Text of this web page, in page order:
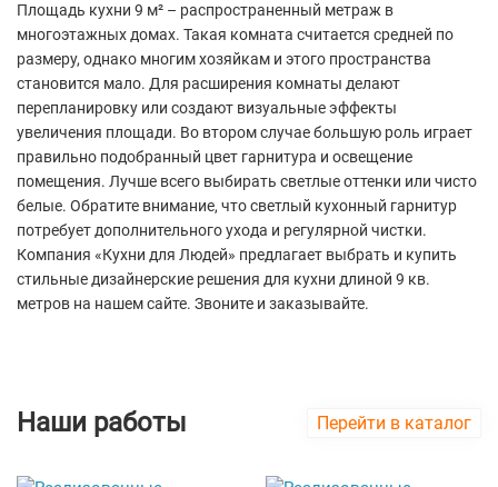
Площадь кухни 9 м² – распространенный метраж в
многоэтажных домах. Такая комната считается средней по
размеру, однако многим хозяйкам и этого пространства
становится мало. Для расширения комнаты делают
перепланировку или создают визуальные эффекты
увеличения площади. Во втором случае большую роль играет
правильно подобранный цвет гарнитура и освещение
помещения. Лучше всего выбирать светлые оттенки или чисто
белые. Обратите внимание, что светлый кухонный гарнитур
потребует дополнительного ухода и регулярной чистки.
Компания «Кухни для Людей» предлагает выбрать и купить
стильные дизайнерские решения для кухни длиной 9 кв.
метров на нашем сайте. Звоните и заказывайте.
Наши работы Перейти в каталог